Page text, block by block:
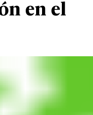
en el